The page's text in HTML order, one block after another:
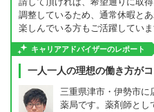
調整しているため、通常休暇と
楽しんでいる方もご活躍していま
キャリアアドバイザーのレポート
一人一人の理想の働き方が
三重県津市・伊勢市に
薬局です。薬剤師とし